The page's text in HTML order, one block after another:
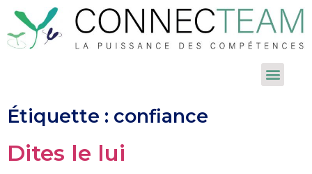
Étiquette : confiance
Dites le lui